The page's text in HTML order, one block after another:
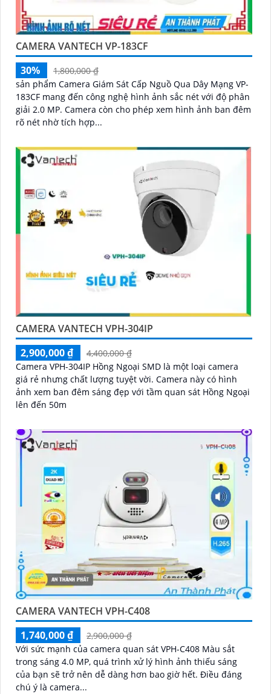
CAMERA VANTECH VP-183CF
30%
1,800,000 ₫
sản phẩm Camera Giám Sát Cấp Nguồ Qua Dây Mạng VP-
183CF mang đến công nghệ hình ảnh sắc nét với độ phân
giải 2.0 MP. Camera còn cho phép xem hình ảnh ban đêm
rõ nét nhờ tích hợp...
CAMERA VANTECH VPH-304IP
2,900,000 ₫
4,400,000 ₫
Camera VPH-304IP Hồng Ngoại SMD là một loại camera
giá rẻ nhưng chất lượng tuyệt vời. Camera này có hình
ảnh xem ban đêm sáng đẹp với tầm quan sát Hồng Ngoại
lên đến 50m
CAMERA VANTECH VPH-C408
1,740,000 ₫
2,900,000 ₫
Với sức mạnh của camera quan sát VPH-C408 Màu sắt
trong sáng 4.0 MP, quá trình xử lý hình ảnh thiếu sáng
của bạn sẽ trở nên dễ dàng hơn bao giờ hết. Điều đáng
chú ý là camera...